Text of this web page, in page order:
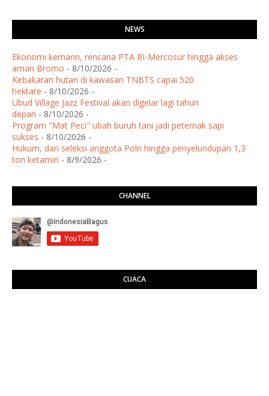
NEWS
Ekonomi kemarin, rencana PTA RI-Mercosur hingga akses
aman Bromo - 8/10/2026 -
Kebakaran hutan di kawasan TNBTS capai 520
hektare - 8/10/2026 -
Ubud Village Jazz Festival akan digelar lagi tahun
depan - 8/10/2026 -
Program "Mat Peci" ubah buruh tani jadi peternak sapi
sukses - 8/10/2026 -
Hukum, dari seleksi anggota Polri hingga penyelundupan 1,3
ton ketamin - 8/9/2026 -
CHANNEL
CUACA